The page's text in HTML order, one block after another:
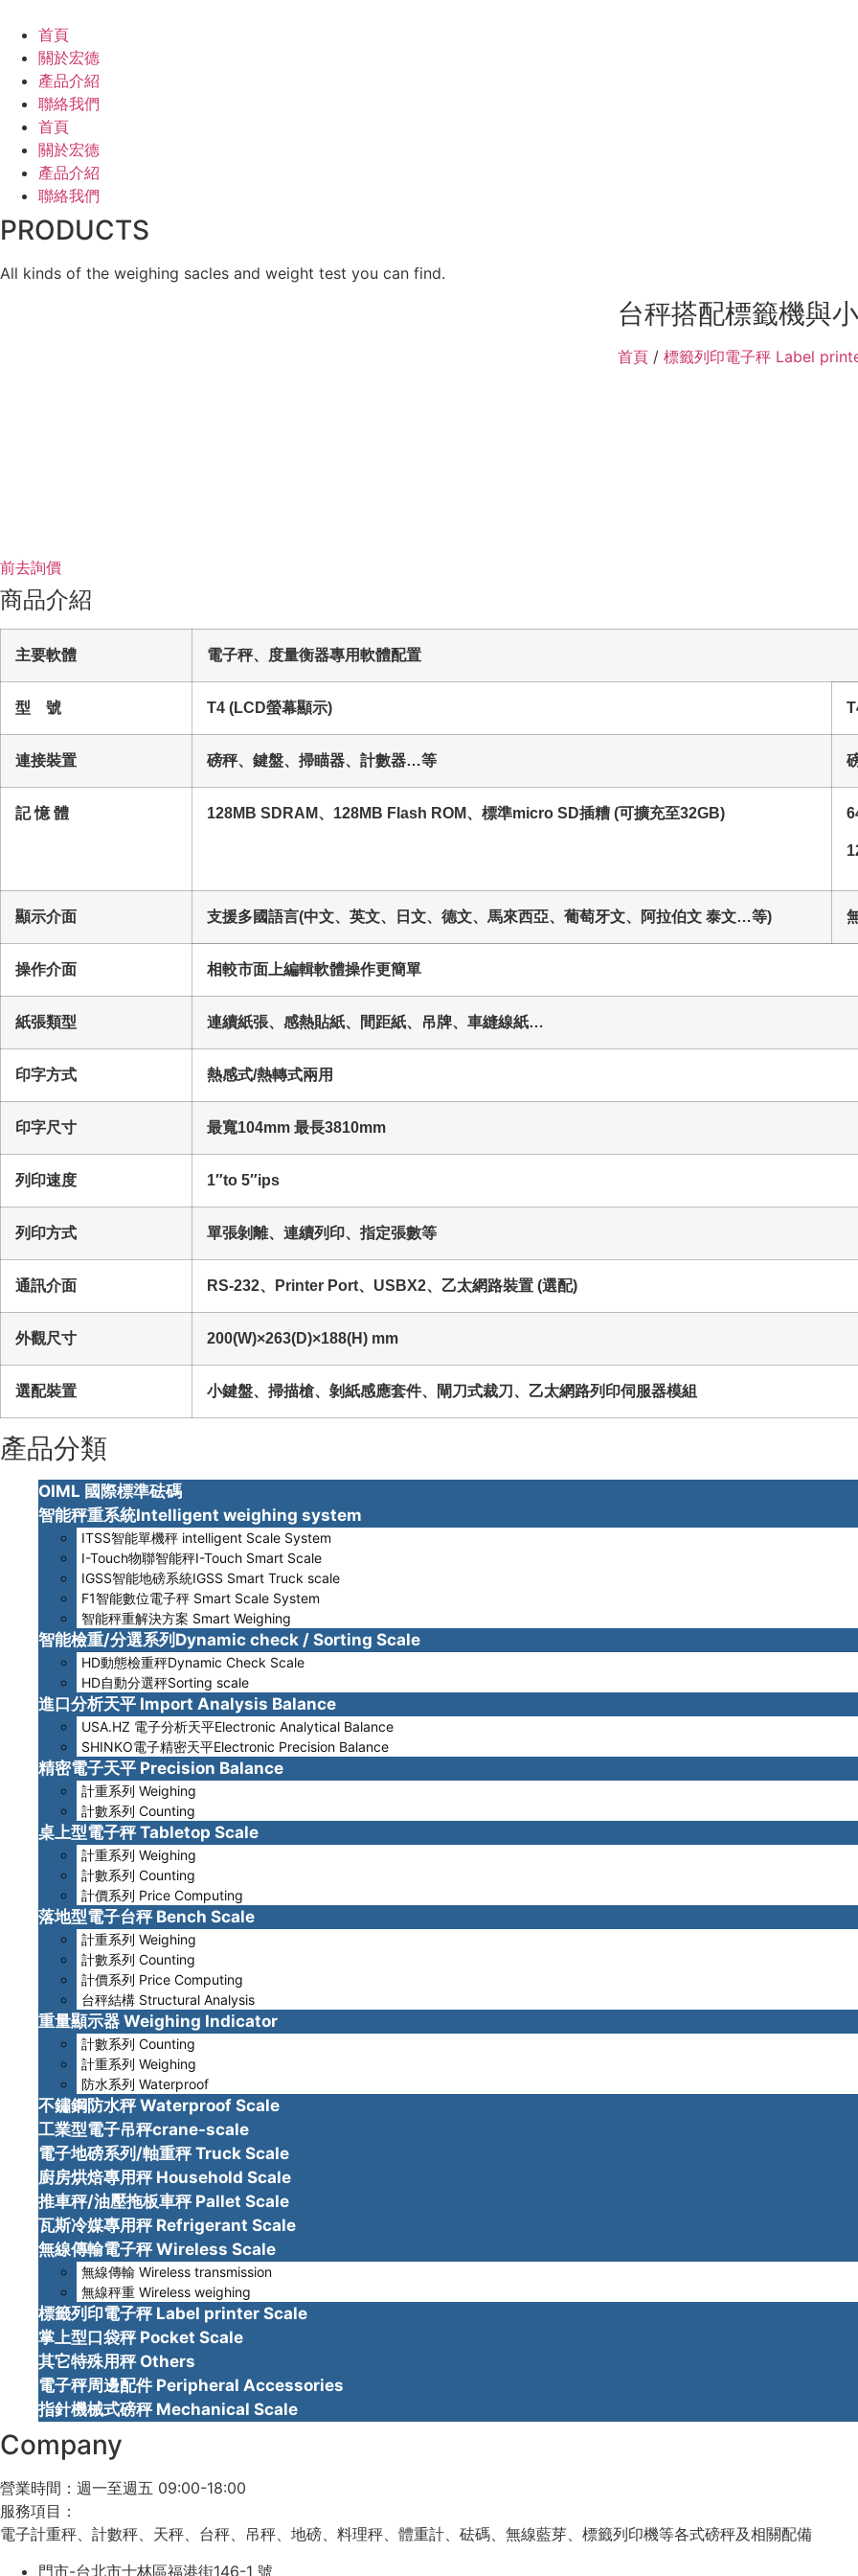
首頁
關於宏德
產品介紹
聯絡我們
首頁
關於宏德
產品介紹
聯絡我們
PRODUCTS
All kinds of the weighing sacles and weight test you can find.
台秤搭配標籤機與
首頁 /標籤列印電子秤 Label
前去詢價
商品介紹
主要軟體 電子秤、度量衡器專用軟體配置
型 號 T4 (LCD螢幕顯示)
連接裝置 磅秤、鍵盤、掃瞄器、計數器…等
記 憶 體 128MB SDRAM、128MB Flash ROM、 標準micro SD插糟 (可擴充至32GB)
顯示介面 支援多國語言(中文、英文、日文、德文、馬來西亞、葡萄牙文、阿拉伯文 泰文…等)
操作介面 相較市面上編輯軟體操作更簡單
紙張類型 連續紙張、感熱貼紙、間距紙、吊牌、車縫線紙…
印字方式 熱感式/熱轉式兩用
印字尺寸 最寬104mm 最長3810mm
列印速度 1″to 5″ips
列印方式 單張剝離、連續列印、指定張數等
通訊介面 RS-232、Printer Port、USBX2、乙太網路裝置 (選配)
外觀尺寸 200(W)×263(D)×188(H) mm
選配裝置 小鍵盤、掃描槍、剝紙感應套件、閘刀式裁刀、乙太網路列印伺服器模組
產品分類
OIML 國際標準砝碼
智能秤重系統Intelligent weighing system
ITSS智能單機秤 intelligent Scale System
I-Touch物聯智能秤I-Touch Smart Scale
IGSS智能地磅系統IGSS Smart Truck scale
F1智能數位電子秤 Smart Scale System
智能秤重解決方案 Smart Weighing
智能檢重/分選系列Dynamic check / Sorting Scale
HD動態檢重秤Dynamic Check Scale
HD自動分選秤Sorting scale
進口分析天平 Import Analysis Balance
USA.HZ 電子分析天平Electronic Analytical Balance
SHINKO電子精密天平Electronic Precision Balance
精密電子天平 Precision Balance
計重系列 Weighing
計數系列 Counting
桌上型電子秤 Tabletop Scale
計重系列 Weighing
計數系列 Counting
計價系列 Price Computing
落地型電子台秤 Bench Scale
計重系列 Weighing
計數系列 Counting
計價系列 Price Computing
台秤結構 Structural Analysis
重量顯示器 Weighing Indicator
計數系列 Counting
計重系列 Weighing
防水系列 Waterproof
不鏽鋼防水秤 Waterproof Scale
工業型電子吊秤crane-scale
電子地磅系列/軸重秤 Truck Scale
廚房烘焙專用秤 Household Scale
推車秤/油壓拖板車秤 Pallet Scale
瓦斯冷媒專用秤 Refrigerant Scale
無線傳輸電子秤 Wireless Scale
無線傳輸 Wireless transmission
無線秤重 Wireless weighing
標籤列印電子秤 Label printer Scale
掌上型口袋秤 Pocket Scale
其它特殊用秤 Others
電子秤周邊配件 Peripheral Accessories
指針機械式磅秤 Mechanical Scale
Company
營業時間：週一至週五 09:00-18:00
服務項目：
電子計重秤、計數秤、天秤、台秤、吊秤、地磅、料理秤、體重計、砝碼、無線藍芽、標籤列印機等各式磅秤及相關配備
門市-台北市士林區福港街146-1 號